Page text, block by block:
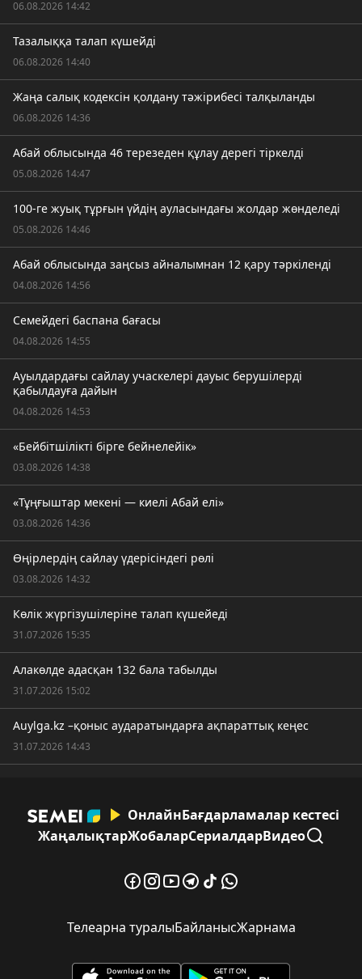
06.08.2026 14:42
Тазалыққа талап күшейді
06.08.2026 14:40
Жаңа салық кодексін қолдану тәжірибесі талқыланды
06.08.2026 14:36
Абай облысында 46 терезеден құлау дерегі тіркелді
05.08.2026 14:47
100-ге жуық тұрғын үйдің ауласындағы жолдар жөнделеді
05.08.2026 14:46
Абай облысында заңсыз айналымнан 12 қару тәркіленді
04.08.2026 14:56
Семейдегі баспана бағасы
04.08.2026 14:55
Ауылдардағы сайлау учаскелері дауыс берушілерді
қабылдауға дайын
04.08.2026 14:53
«Бейбітшілікті бірге бейнелейік»
03.08.2026 14:38
«Тұңғыштар мекені — киелі Абай елі»
03.08.2026 14:36
Өңірлердің сайлау үдерісіндегі рөлі
03.08.2026 14:32
Көлік жүргізушілеріне талап күшейеді
31.07.2026 15:35
Алакөлде адасқан 132 бала табылды
31.07.2026 15:02
Auylga.kz –қоныс аударатындарға ақпараттық кеңес
31.07.2026 14:43
ОнлайнБағдарламалар кестесі
ЖаңалықтарЖобаларСериалдарВидео
Телеарна туралыБайланысЖарнама